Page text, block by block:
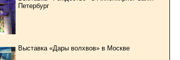
Петербург
Выставка «Дары волхвов» в Москве